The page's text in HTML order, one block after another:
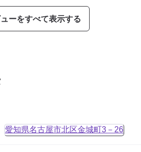
ーをすべて表示する
愛知県名古屋市北区金城町3－26